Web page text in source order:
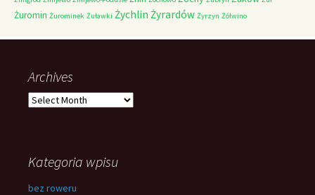
Żuromin Żurominek Żuławki Żychlin Żyrardów Żyrzyn Żółwino
Archives
Archives
Kategoria wpisu
bez roweru